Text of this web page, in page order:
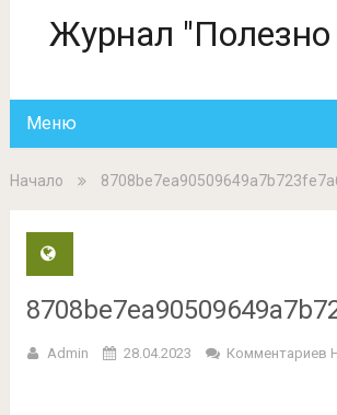
Журнал "Полезно
Меню
Начало
Admin 28.04.2023 Комментариев